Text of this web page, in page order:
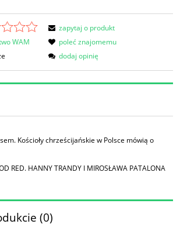
WAM
zapytaj o produkt
poleć znajomemu
dodaj opinię
Kościoły chrześcijańskie w Polsce mówią o
RED. HANNY TRANDY I MIROSŁAWA PATALONA
(0)